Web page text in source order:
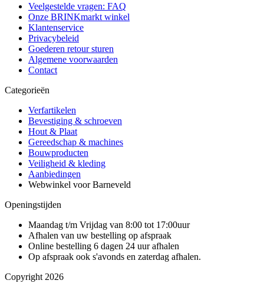
Veelgestelde vragen: FAQ
Onze BRINKmarkt winkel
Klantenservice
Privacybeleid
Goederen retour sturen
Algemene voorwaarden
Contact
Categorieën
Verfartikelen
Bevestiging & schroeven
Hout & Plaat
Gereedschap & machines
Bouwproducten
Veiligheid & kleding
Aanbiedingen
Webwinkel voor Barneveld
Openingstijden
Maandag t/m Vrijdag van 8:00 tot 17:00uur
Afhalen van uw bestelling op afspraak
Online bestelling 6 dagen 24 uur afhalen
Op afspraak ook s'avonds en zaterdag afhalen.
Copyright 2026